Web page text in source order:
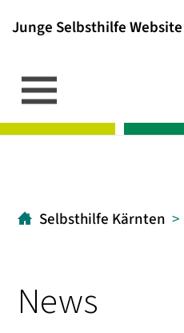
Junge Selbsthilfe Website
[1]
[2]
[3]
Selbsthilfe Kärnten
News